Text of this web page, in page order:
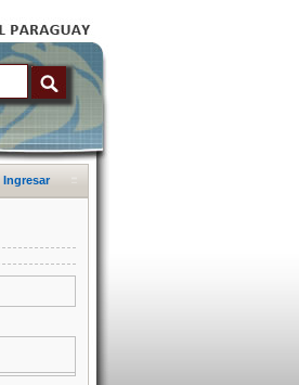
Ingresar